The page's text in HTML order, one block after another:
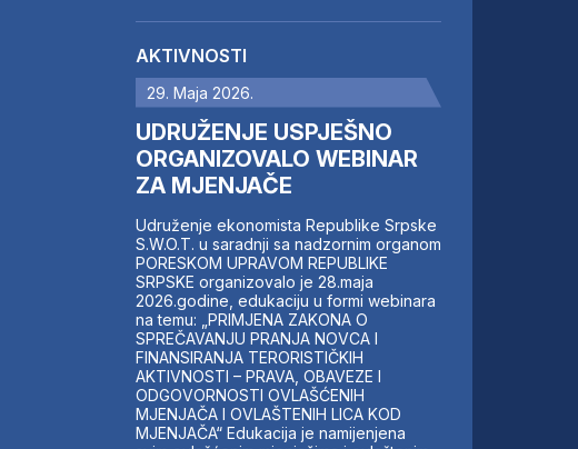
AKTIVNOSTI
29. Maja 2026.
UDRUŽENJE USPJEŠNO
ORGANIZOVALO WEBINAR
ZA MJENJAČE
Udruženje ekonomista Republike Srpske
S.W.O.T. u saradnji sa nadzornim organom
PORESKOM UPRAVOM REPUBLIKE
SRPSKE organizovalo je 28.maja
2026.godine, edukaciju u formi webinara
na temu: „PRIMJENA ZAKONA O
SPREČAVANJU PRANJA NOVCA I
FINANSIRANJA TERORISTIČKIH
AKTIVNOSTI – PRAVA, OBAVEZE I
ODGOVORNOSTI OVLAŠĆENIH
MJENJAČA I OVLAŠTENIH LICA KOD
MJENJAČA“ Edukacija je namijenjena